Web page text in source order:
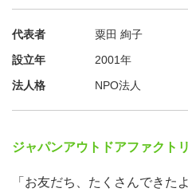
代表者
粟田 絢子
設立年
2001年
法人格
NPO法人
ジャパンアウトドアファクト
「お友だち、たくさんできたよ